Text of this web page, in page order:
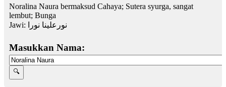
Noralina Naura bermaksud Cahaya; Sutera syurga, sangat
lembut; Bunga
Jawi:
نورعلينا نورا
Masukkan Nama: